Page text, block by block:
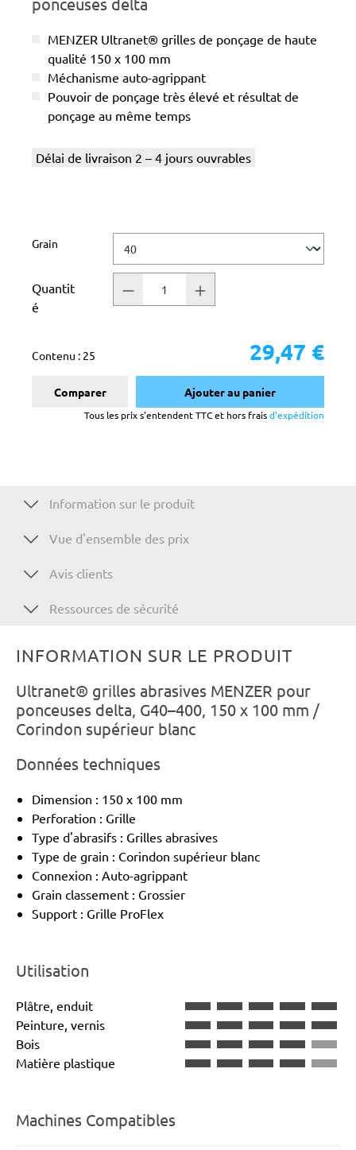
MENZER Ultranet® grilles de ponçage de haute
qualité 150 x 100 mm
Méchanisme auto-agrippant
Pouvoir de ponçage très élevé et résultat de
ponçage au même temps
Délai de livraison 2 – 4 jours ouvrables
Sélectionnez
Grain
Quantit
é
Contenu : 25 29,47 €
Comparer Ajouter au panier
Tous les prix s'entendent TTC et hors fraisd'expédition
Information sur le produit
Vue d'ensemble des prix
Avis clients
Ressources de sécurité
INFORMATION SUR LE PRODUIT
Ultranet® grilles abrasives MENZER pour
ponceuses delta, G40–400, 150 x 100 mm /
Corindon supérieur blanc
Données techniques
Dimension : 150 x 100 mm
Perforation : Grille
Type d'abrasifs : Grilles abrasives
Type de grain : Corindon supérieur blanc
Connexion : Auto-agrippant
Grain classement : Grossier
Support : Grille ProFlex
Utilisation
Plâtre, enduit
Peinture, vernis
Bois
Matière plastique
Machines Compatibles